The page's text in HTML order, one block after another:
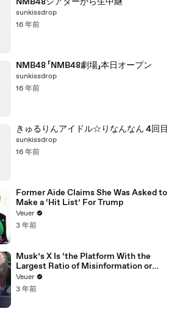
sunkissdrop
16 年前
NMB48 「NMB48劇場」本日オープン
sunkissdrop
16 年前
きゅるりんアイドル☆りなんなん 4回目
sunkissdrop
16 年前
Former Aide Claims She Was Asked to
Make a ‘Hit List’ For Trump
Veuer
3 年前
Musk’s X Is ‘the Platform With the
Largest Ratio of Misinformation or
Disinformation’ Amongst All Social
Media Platforms
Veuer
3 年前